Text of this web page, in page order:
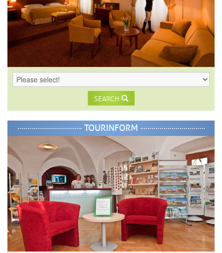
SEARCH
TOURINFORM